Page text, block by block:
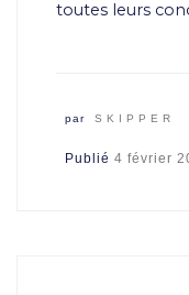
toutes leurs
par SKIPPER
Publié4 février